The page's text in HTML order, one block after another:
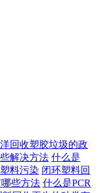
回收塑胶垃圾的政
解决方法 什么是
料污染 闭环塑料回
些方法 什么是PCR